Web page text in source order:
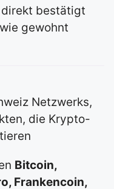
bestätigt
gewohnt
Netzwerks,
die Krypto-
Bitcoin,
Frankencoin,